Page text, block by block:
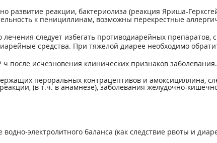
развитие реакции, бактериолиза (реакция Яриша-
к пенициллинам, возможны перекрестные
следует избегать противодиарейных
средства. При тяжелой диарее необходимо
после исчезновения клинических признаков заболевания.
пероральных контрацеп­тивов и амоксициллина,
(в т.ч. в анамнезе), заболевания желудочно-
электролитного баланса (как следствие рвоты и